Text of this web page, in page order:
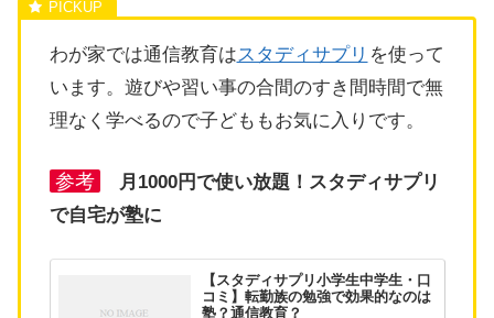
わが家では通信教育はスタディサプリ を使って
います。遊びや習い事の合間のすき間時間で無
理なく学べるので子どももお気に入りです。
参考
月1000円で使い放題！スタディサプリ
で自宅が塾に
【スタディサプリ小学生中学生・口
コミ】転勤族の勉強で効果的なのは
塾？通信教育？